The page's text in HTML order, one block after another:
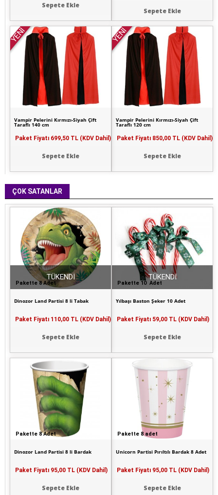
Sepete Ekle
Sepete Ekle
YENİ
Vampir Pelerini Kırmızı-Siyah Çift
Taraflı 120 cm
Paket Fiyatı 850,00 TL (KDV Dahil)
Sepete Ekle
YENİ
Vampir Pelerini Kırmızı-Siyah Çift
Taraflı 140 cm
Paket Fiyatı 699,50 TL (KDV Dahil)
Sepete Ekle
ÇOK SATANLAR
Pakette 10 Adet
Yılbaşı Baston Şeker 10 Adet
Paket Fiyatı 59,00 TL (KDV Dahil)
Sepete Ekle
TÜKENDİ
Pakette 8 Adet
Dinozor Land Partisi 8 li Tabak
Paket Fiyatı 110,00 TL (KDV Dahil)
Sepete Ekle
TÜKENDİ
Pakette 8 adet
Unicorn Partisi Pırıltılı Bardak 8 Adet
Paket Fiyatı 95,00 TL (KDV Dahil)
Sepete Ekle
Pakette 8 Adet
Dinozor Land Partisi 8 li Bardak
Paket Fiyatı 95,00 TL (KDV Dahil)
Sepete Ekle